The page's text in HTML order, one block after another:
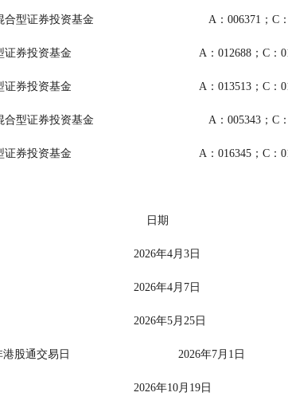
安鑫盈灵活配置混合型证券投资基金                                    A：006371
安成长优选混合型证券投资基金                                        A：012688；
安先进制造混合型证券投资基金                                        A：013513；
安裕盛灵活配置混合型证券投资基金                                    A：005343
安行业成长混合型证券投资基金                                        A：016345；
                                                                                                        日期
                                                                                                    2026年4月3日
                                                                                                    2026年4月7日
                                                                                                    2026年5月25日
2026 年非港股通交易日                                  2026年7月1日
                                                                                                    2026年10月19日